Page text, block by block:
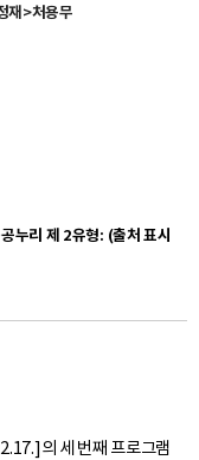
재>처용무
누리 제 2유형: (출처 표시
의 세 번째 프로그램